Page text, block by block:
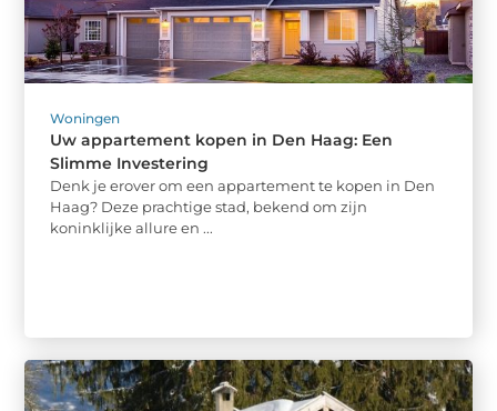
Woningen
Uw appartement kopen in Den Haag: Een
Slimme Investering
Denk je erover om een appartement te kopen in Den
Haag? Deze prachtige stad, bekend om zijn
koninklijke allure en ...